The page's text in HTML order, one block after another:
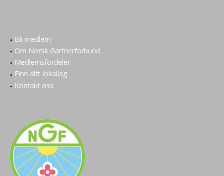
Bli medlem
Om Norsk Gartnerforbund
Medlemsfordeler
Finn ditt lokallag
Kontakt oss